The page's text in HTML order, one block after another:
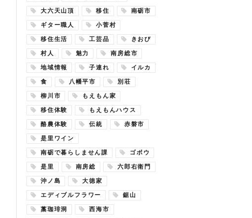
大六天山頂 移住 南砺市
ギター職人 小菅村
移住生活 工芸品 きおび
村人 魅力 南房総市
地域情報 子連れ イルカ
食 八幡平市 別荘
柳川市 もえもん家
移住体験 もえもんハウス
酪農体験 伝統 赤磐市
是里ワイン
南砺で暮らしません課 ゴボウ
是里 南房総 六郎右衛門
沖ノ島 大徳家
エディブルフラワー 鋸山
藁珈琲洞 西海市